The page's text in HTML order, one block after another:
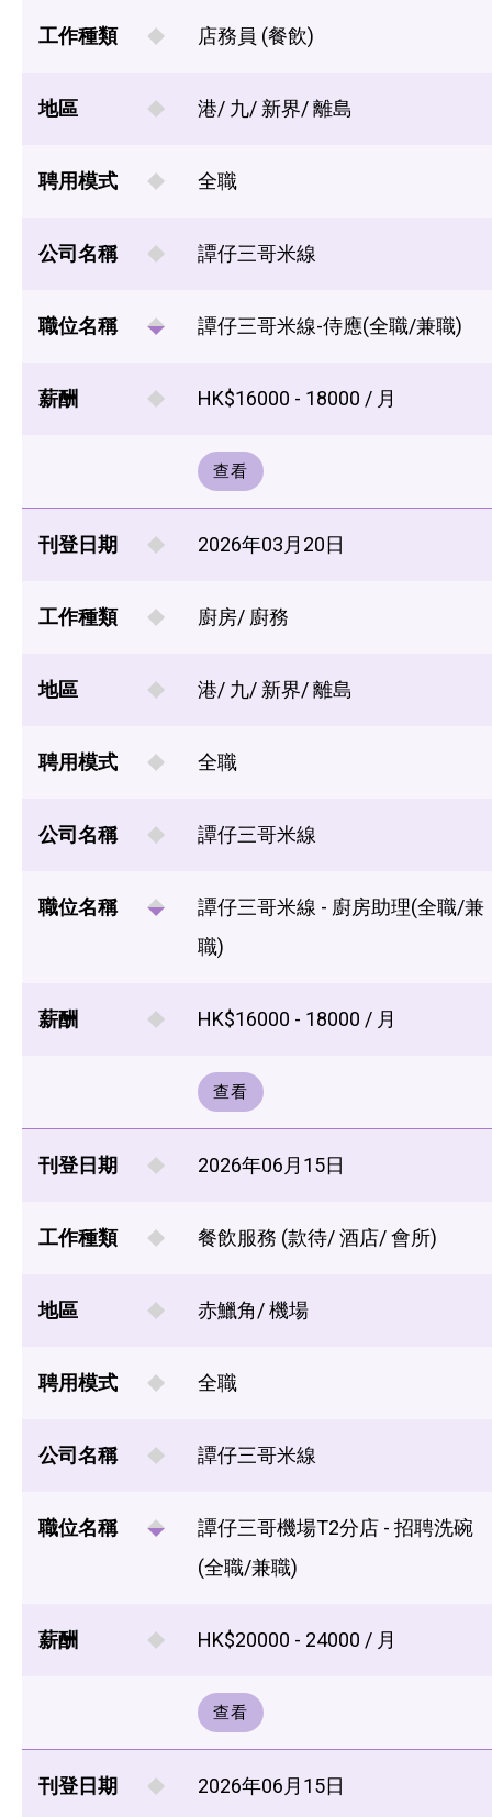
工作種類 店務員 (餐飲)
地區 港/ 九/ 新界/ 離島
聘用模式 全職
公司名稱 譚仔三哥米線
職位名稱 譚仔三哥米線-侍應(全職/兼職)
薪酬 HK$16000 - 18000 / 月
查看
刊登日期 2026年03月20日
工作種類 廚房/ 廚務
地區 港/ 九/ 新界/ 離島
聘用模式 全職
公司名稱 譚仔三哥米線
職位名稱
譚仔三哥米線 - 廚房助理(全職/兼
職)
薪酬 HK$16000 - 18000 / 月
查看
刊登日期 2026年06月15日
工作種類 餐飲服務 (款待/ 酒店/ 會所)
地區 赤鱲角/ 機場
聘用模式 全職
公司名稱 譚仔三哥米線
職位名稱
譚仔三哥機場T2分店 - 招聘洗碗
(全職/兼職)
薪酬 HK$20000 - 24000 / 月
查看
刊登日期 2026年06月15日